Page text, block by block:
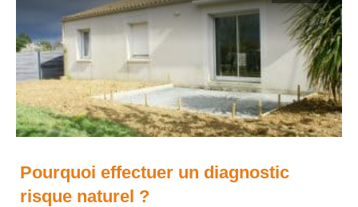
Pourquoi effectuer un diagnostic
risque naturel ?